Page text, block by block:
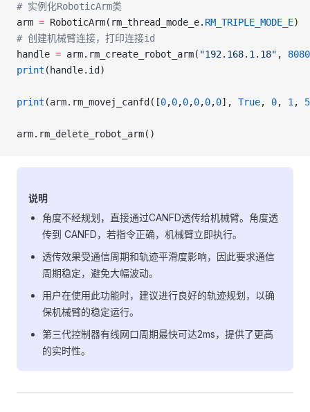
# 实例化RoboticArm类
arm = RoboticArm(rm_thread_mode_e. RM_TRIPLE_MODE_E)
# 创建机械臂连接，打印连接id
handle = arm.rm_create_robot_arm( "192.168.1.18" , 8080
print (handle.id)
print (arm.rm_movej_canfd([0,0,0,0,0,0], True, 0, 1 ,
arm.rm_delete_robot_arm()
说明
角度不经规划，直接通过CANFD透传给机械臂。角度透
传到 CANFD，若指令正确，机械臂立即执行。
透传效果受通信周期和轨迹平滑度影响，因此要求通信
周期稳定，避免大幅波动。
用户在使用此功能时，建议进行良好的轨迹规划，以确
保机械臂的稳定运行。
第三代控制器有线网口周期最快可达2ms，提供了更高
的实时性。